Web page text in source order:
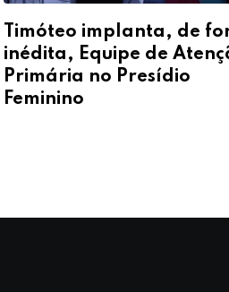
Timóteo implanta, de
inédita, Equipe de
Primária no Presídio
Feminino